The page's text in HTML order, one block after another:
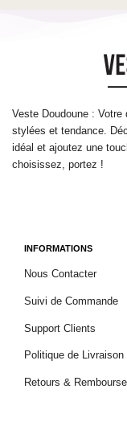
Veste Doudoune : Votre
stylées et tendance.
idéal et ajoutez une
choisissez, portez !
INFORMATIONS
Nous Contacter
Suivi de Commande
Support Clients
Politique de Livraison
Retours &